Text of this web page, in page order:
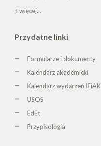
+ więcej...
Przydatne linki
Formularze i dokumenty
Kalendarz akademicki
Kalendarz wydarzeń IEiAK
USOS
EdEt
Przypisologia